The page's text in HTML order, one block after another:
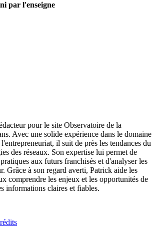
par l'enseigne
pour le site Observatoire de la
Avec une solide expérience dans le domaine
il suit de près les tendances du
des réseaux. Son expertise lui permet de
aux futurs franchisés et d'analyser les
Grâce à son regard averti, Patrick aide les
comprendre les enjeux et les opportunités de
informations claires et fiables.